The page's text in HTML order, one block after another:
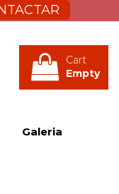
Cart
Empty
Galeria